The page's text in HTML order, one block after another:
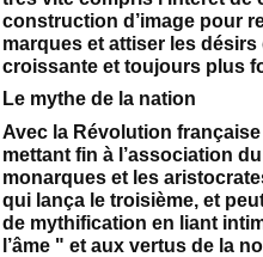
construction d’image pour
marques et attiser les désirs
croissante et toujours plus
Le mythe de la nation
Avec la Révolution
mettant fin à l’association
monarques et les
qui lança le troisième, et
de mythification en liant
l’âme " et aux vertus de la